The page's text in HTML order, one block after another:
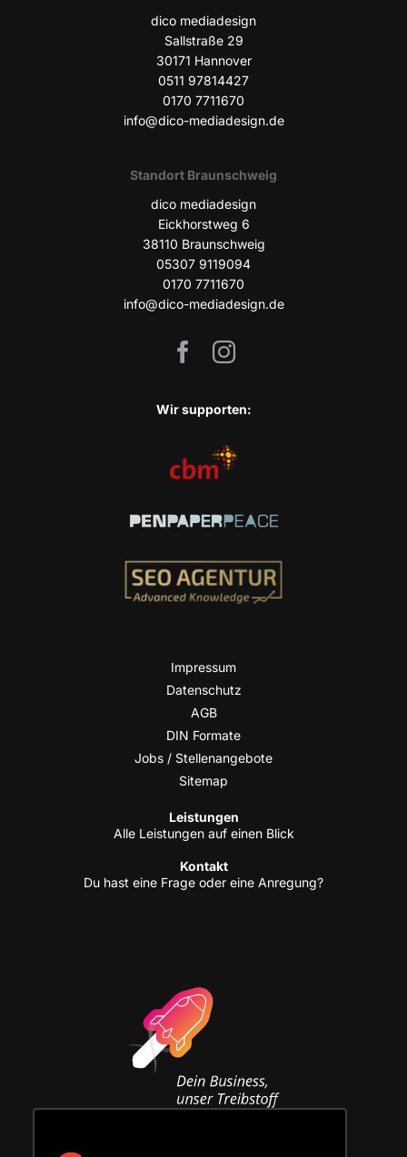
dico media­de­sign
Sall­stra­ße 29
30171 Han­no­ver
0511 97814427
0170 7711670
info@dico-mediadesign.de
Stand­ort Braunschweig
dico media­de­sign
Eick­horst­weg 6
38110 Braun­schweig
05307 9119094
0170 7711670
info@dico-mediadesign.de
Wir sup­port­en:
Impres­sum
Daten­schutz
AGB
DIN For­ma­te
Jobs / Stellenangebote
Site­map
Leis­tun­gen
Alle Leis­tun­gen auf einen Blick
Kon­takt
Du hast eine Fra­ge oder eine Anregung?